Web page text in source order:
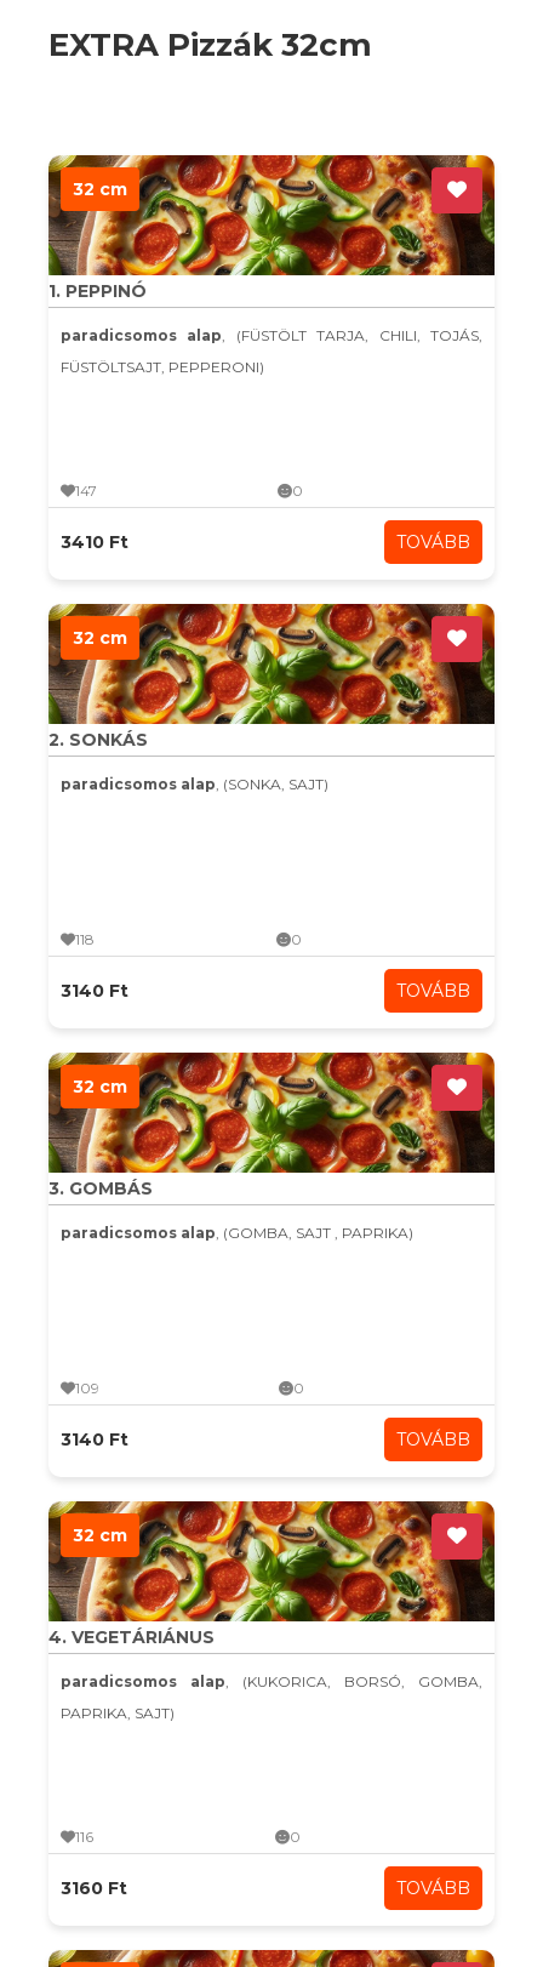
EXTRA Pizzák 32cm
32 cm
1. PEPPINÓ
paradicsomos alap, (FÜSTÖLT TARJA, CHILI, TOJÁS,
FÜSTÖLTSAJT, PEPPERONI)
147 0
3410 Ft TOVÁBB
32 cm
2. SONKÁS
paradicsomos alap, (SONKA, SAJT)
118 0
3140 Ft TOVÁBB
32 cm
3. GOMBÁS
paradicsomos alap, (GOMBA, SAJT , PAPRIKA)
109 0
3140 Ft TOVÁBB
32 cm
4. VEGETÁRIÁNUS
paradicsomos alap, (KUKORICA, BORSÓ, GOMBA,
PAPRIKA, SAJT)
116 0
3160 Ft TOVÁBB